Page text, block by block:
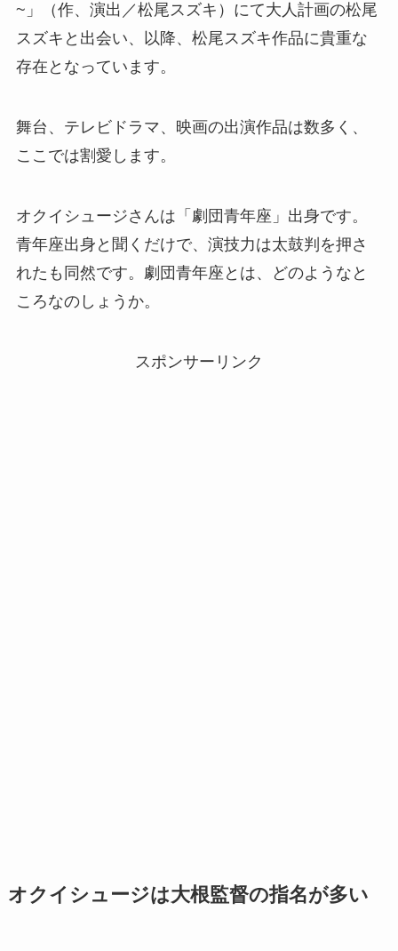
~」（作、演出／松尾スズキ）にて大人計画の松尾
スズキと出会い、以降、松尾スズキ作品に貴重な
存在となっています。
舞台、テレビドラマ、映画の出演作品は数多く、
ここでは割愛します。
オクイシュージさんは「劇団青年座」出身です。
青年座出身と聞くだけで、演技力は太鼓判を押さ
れたも同然です。劇団青年座とは、どのようなと
ころなのしょうか。
スポンサーリンク
オクイシュージは大根監督の指名が多い